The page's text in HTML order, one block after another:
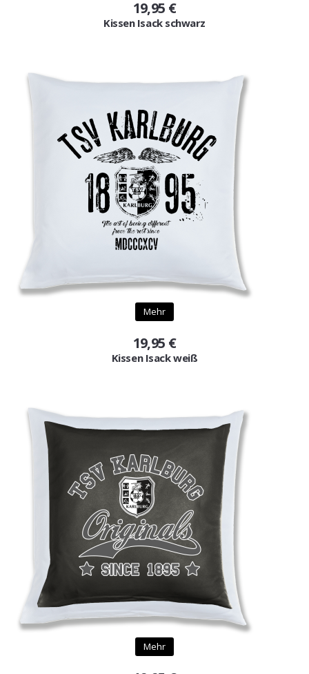
19,95 €
Kissen Isack schwarz
Mehr
19,95 €
Kissen Isack weiß
Mehr